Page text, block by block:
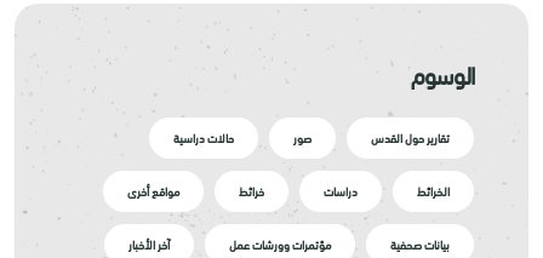
الوسوم
تقارير حول القدس صور حالات دراسية
الخرائط دراسات خرائط مواقع أخرى
بيانات صحفية مؤتمرات وورشات عمل آخر الأخبار